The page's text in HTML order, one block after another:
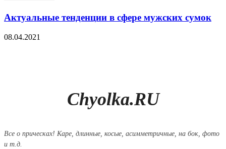
Актуальные тенденции в сфере мужских сумок
08.04.2021
Chyolka.RU
Все о прическах! Каре, длинные, косые, асимметричные, на бок, фото
и т.д.